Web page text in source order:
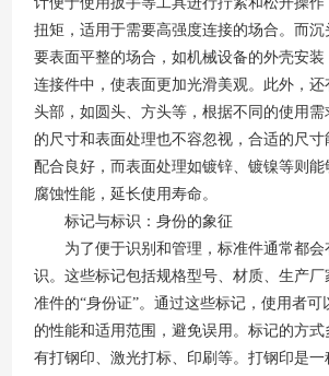
扭矩，适用于需要高强度连接的场合。而
要表面平整的场合，如机械设备的外壳安装
连接件中，使表面更加光滑美观。此外，
头部，如圆头、方头等，根据不同的使用
的尺寸和表面处理也不容忽视，合适的尺
配合良好，而表面处理如镀锌、镀镍等则
腐蚀性能，延长使用寿命。
标记与标识：身份的象征
为了便于识别和管理，标准件通常都
识。这些标记包括规格型号、材质、生产
准件的“身份证”。通过这些标记，使用者可
的性能和适用范围，避免误用。标记的方
有打钢印、激光打标、印刷等。打钢印是